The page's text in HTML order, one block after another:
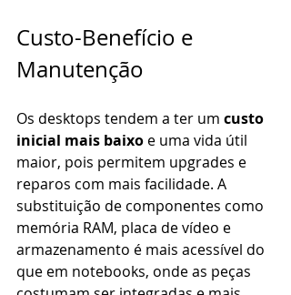
Custo-Benefício e
Manutenção
Os desktops tendem a ter um custo
inicial mais baixo e uma vida útil
maior, pois permitem upgrades e
reparos com mais facilidade. A
substituição de componentes como
memória RAM, placa de vídeo e
armazenamento é mais acessível do
que em notebooks, onde as peças